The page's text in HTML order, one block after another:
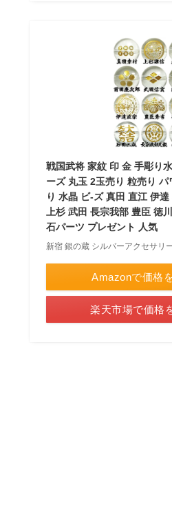
戦国武将 家紋 印 金 手彫り
ーズ 丸玉 2玉売り 粒売り
り 水晶 ビ-ズ 真田 直江 伊
上杉 武田 長宗我部 豊臣 徳
石パーツ プレゼント 人気
新宿 銀の蔵 シルバーアクセサリ
Amazonで価格
楽天市場で価格